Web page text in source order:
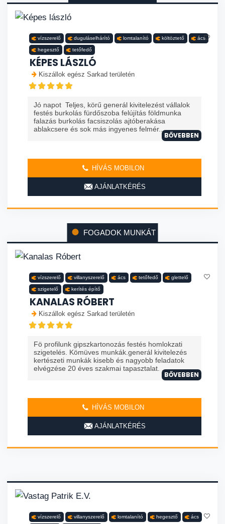
vízszerelő duguláselhárító lomtalanító költöztető ács
hegesztő tetőfedő
KÉPES LÁSZLÓ
Kiszállok egész Sarkad területén
Jó napot Teljes, körű generál kivitelezést vállalok
festés burkolás fürdőszoba felújítás földmunka
falazás burkolás facsiszolás ajtóberakása
ablakcsere és sok más ingyenes felmér...
BŐVEBBEN
HÍVÁS MOBILON
AJÁNLATKÉRÉS
FOGADOK MUNKÁT
vízszerelő villanyszerelő ács tetőfedő glettelő
szigetelő kerítés építő
KANALAS RÓBERT
Kiszállok egész Sarkad területén
Fö profilunk gipszkartonozás festés homlokzati
szigetelés. Kömüves munkák.generál kivitelezés
kertészeti munkák kisebb és nagyobb feladatok
elvégzése 20 éves szakmai tapasztalat. ...
BŐVEBBEN
HÍVÁS MOBILON
AJÁNLATKÉRÉS
vízszerelő villanyszerelő lomtalanító hegesztő ács